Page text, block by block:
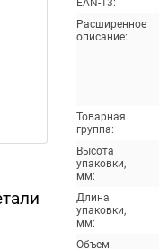
EAN-13:
Расширенное
описание:
Товарная
группа:
Высота
упаковки,
мм:
Длина
упаковки,
мм:
Объем